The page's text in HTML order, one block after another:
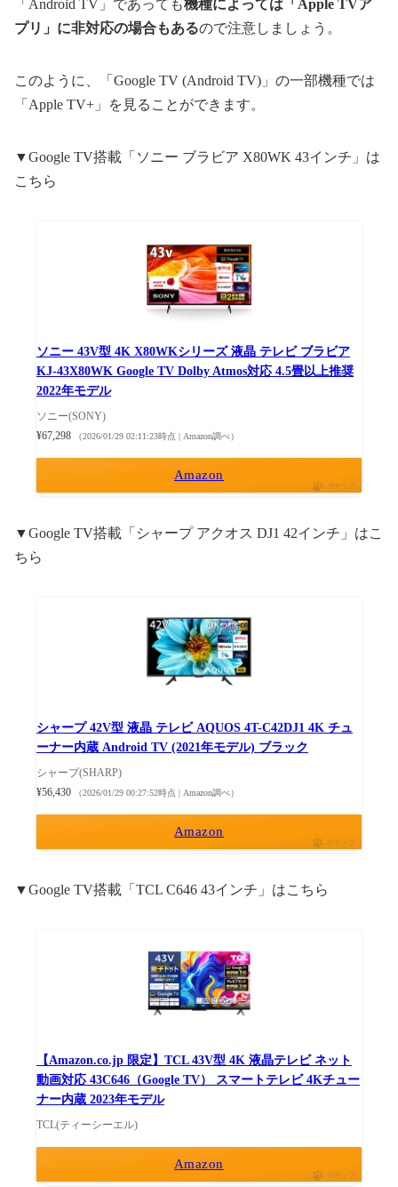
「Android TV」であっても機種によっては「Apple TVア
プリ」に非対応の場合もあるので注意しましょう。
このように、「Google TV (Android TV)」の一部機種では
「Apple TV+」を見ることができます。
▼Google TV搭載「ソニー ブラビア X80WK 43インチ」は
こちら
ソニー 43V型 4K X80WKシリーズ 液晶 テレビ ブラビア
KJ-43X80WK Google TV Dolby Atmos対応 4.5畳以上推奨
2022年モデル
ソニー(SONY)
¥67,298
（2026/01/29 02:11:23時点 | Amazon調べ）
Amazon
ポチップ
▼Google TV搭載「シャープ アクオス DJ1 42インチ」はこ
ちら
シャープ 42V型 液晶 テレビ AQUOS 4T-C42DJ1 4K チュ
ーナー内蔵 Android TV (2021年モデル) ブラック
シャープ(SHARP)
¥56,430
（2026/01/29 00:27:52時点 | Amazon調べ）
Amazon
ポチップ
▼Google TV搭載「TCL C646 43インチ」はこちら
【Amazon.co.jp 限定】TCL 43V型 4K 液晶テレビ ネット
動画対応 43C646（Google TV） スマートテレビ 4Kチュー
ナー内蔵 2023年モデル
TCL(ティーシーエル)
Amazon
ポチップ